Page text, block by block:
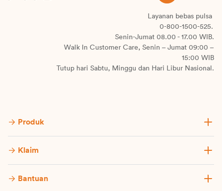
Layanan bebas pulsa
0-800-1500-525.
Senin-Jumat 08.00 - 17.00 WIB.
Walk In Customer Care, Senin – Jumat 09:00 –
15:00 WIB
Tutup hari Sabtu, Minggu dan Hari Libur Nasional.
Produk
Klaim
Bantuan